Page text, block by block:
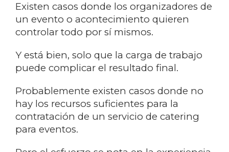
Existen casos donde los organizadores de
un evento o acontecimiento quieren
controlar todo por sí mismos.
Y está bien, solo que la carga de trabajo
puede complicar el resultado final.
Probablemente existen casos donde no
hay los recursos suficientes para la
contratación de un servicio de catering
para eventos.